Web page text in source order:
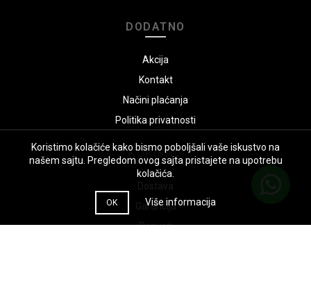
DODATNO
Akcija
Kontakt
Načini plaćanja
Politika privatnosti
KORISNO
Dostava
Garancija
Popusti
Koristimo kolačiće kako bismo poboljšali vaše iskustvo na
našem sajtu. Pregledom ovog sajta pristajete na upotrebu
kolačića.
OK Više informacija